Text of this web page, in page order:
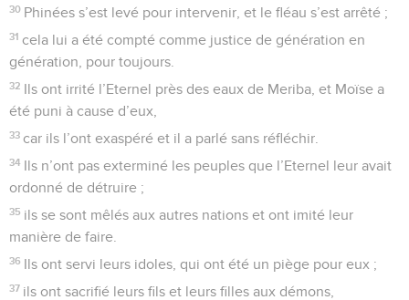
30 Phinées s’est levé pour intervenir, et le fléau s’est arrêté ;
31 cela lui a été compté comme justice de génération en
génération, pour toujours.
32 Ils ont irrité l’Eternel près des eaux de Meriba, et Moïse a
été puni à cause d’eux,
33 car ils l’ont exaspéré et il a parlé sans réfléchir.
34 Ils n’ont pas exterminé les peuples que l’Eternel leur avait
ordonné de détruire ;
35 ils se sont mêlés aux autres nations et ont imité leur
manière de faire.
36 Ils ont servi leurs idoles, qui ont été un piège pour eux ;
37 ils ont sacrifié leurs fils et leurs filles aux démons,